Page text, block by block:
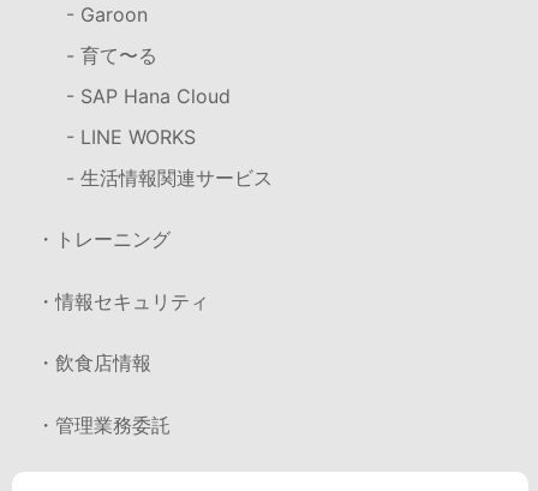
- Garoon
- 育て〜る
- SAP Hana Cloud
- LINE WORKS
- 生活情報関連サービス
・トレーニング
・情報セキュリティ
・飲食店情報
・管理業務委託